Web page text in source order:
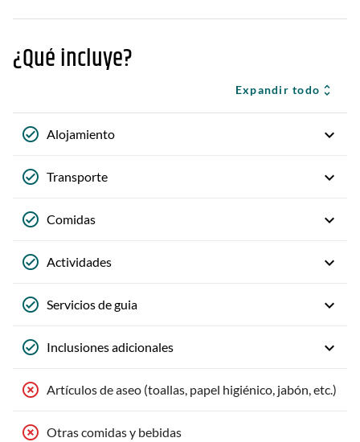
¿Qué incluye?
Expandir todo
Alojamiento
Transporte
Comidas
Actividades
Servicios de guia
Inclusiones adicionales
Artículos de aseo (toallas, papel higiénico, jabón, etc.)
Otras comidas y bebidas